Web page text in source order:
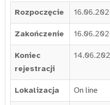
Rozpoczęcie
Zakończenie
Koniec
rejestracji
Lokalizacja On line